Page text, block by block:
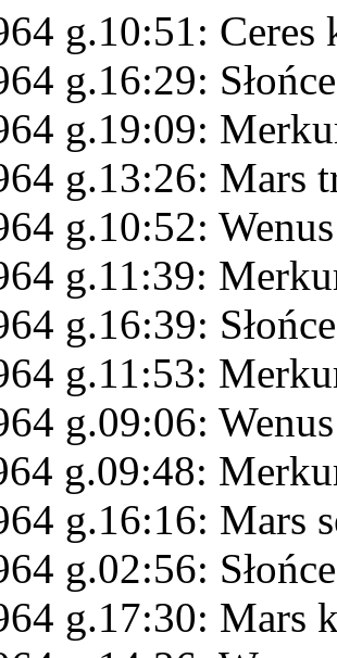
g.10:51:
g.16:29:
g.19:09:
g.13:26: Mars
g.10:52:
g.11:39:
g.16:39:
g.11:53:
g.09:06:
g.09:48:
g.16:16: Mars
g.02:56:
g.17:30: Mars